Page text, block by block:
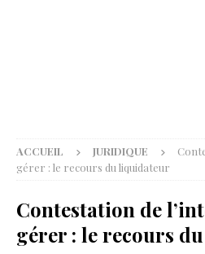
ACCUEIL JURIDIQUE
gérer : le recours du liquidateur
Contestation de
gérer : le recours